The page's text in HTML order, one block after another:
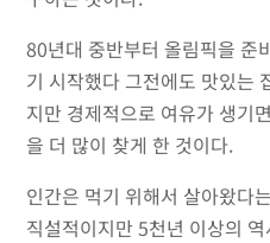
80년대 중반부터 올림픽을 준
기 시작했다 그전에도 맛있는
지만 경제적으로 여유가 생기
을 더 많이 찾게 한 것이다.
인간은 먹기 위해서 살아왔다
직설적이지만 5천년 이상의